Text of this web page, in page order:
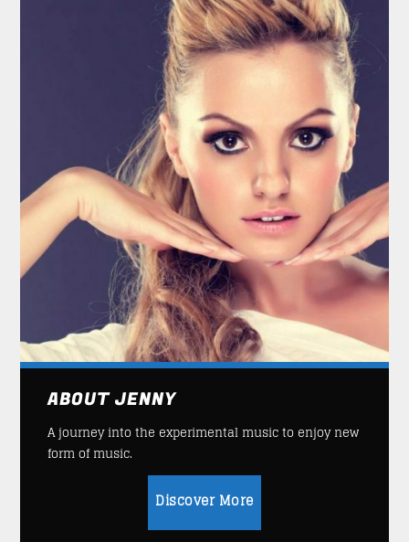
ABOUT JENNY
A journey into the experimental music to enjoy new
form of music.
Discover More